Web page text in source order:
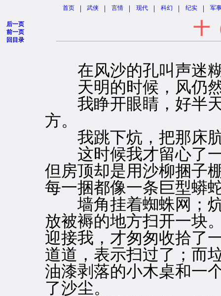
首页 | 武侠 | 言情 | 现代 | 科幻 | 纪实 | 军
后一页
前一页
回目录
十
在风沙的孔叫声迷糊
天明的时候，风仍
我睁开眼睛，好半天
方。
我跳下炕，把那床肮
这时候我才留心了一
但房顶却是用沙柳捆子
每一捆都像一条巨型蟒
墙角挂着蜘蛛网；
放被褥的地方扫开一块
迎接我，才匆匆收拾了
道道，表示扫过了；而
油漆剥落的小木桌和一
了沙尘。